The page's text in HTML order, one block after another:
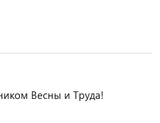
Весны и Труда!